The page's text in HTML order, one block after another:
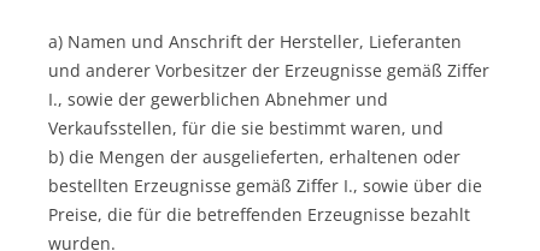
a) Namen und Anschrift der Hersteller, Lieferanten
und anderer Vorbesitzer der Erzeugnisse gemäß Ziffer
I., sowie der gewerblichen Abnehmer und
Verkaufsstellen, für die sie bestimmt waren, und
b) die Mengen der ausgelieferten, erhaltenen oder
bestellten Erzeugnisse gemäß Ziffer I., sowie über die
Preise, die für die betreffenden Erzeugnisse bezahlt
wurden.